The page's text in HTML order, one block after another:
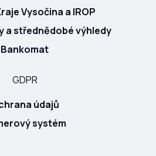
Vysočina a IROP
a střednědobé výhledy
Bankomat
GDPR
údajů
systém